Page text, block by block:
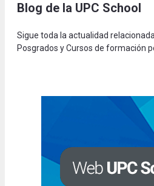
Blog de la UPC School
Sigue toda la actualidad
Posgrados y Cursos de formación